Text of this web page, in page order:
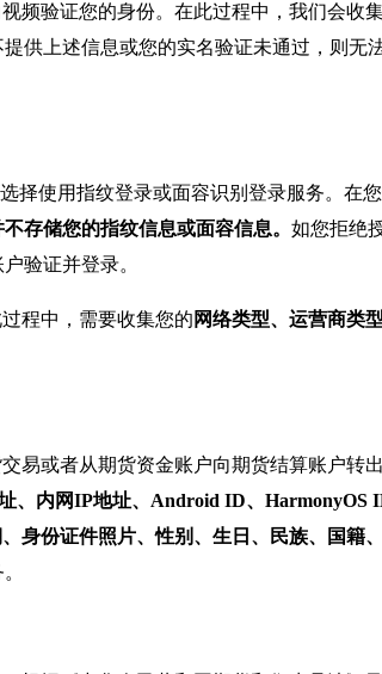
频验证您的身份。在此过程中，我们会收
供上述信息或您的实名验证未通过，则无
使用指纹登录或面容识别登录服务。在
存储您的指纹信息或面容信息。 如您拒绝
验证并登录。
程中，需要收集您的 网络类型、运营商类
易或者从期货资金账户向期货结算账户转
内网IP地址、Android ID、HarmonyOS
份证件照片、性别、生日、民族、国籍